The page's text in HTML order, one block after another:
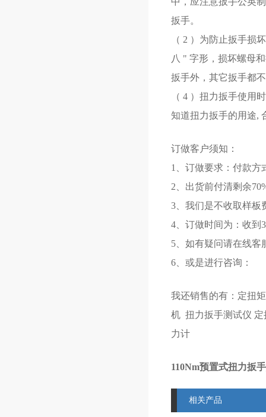
扳手。
（ 2 ）为防止扳手损
八 " 字形，损坏螺母
扳手外，其它扳手都
（ 4 ）扭力扳手使用
知道扭力扳手的用途,
订做客户须知：
1、订做要求：付款方
2、出货前付清剩余
3、我们是不收取样板
4、订做时间为：收到
5、如有疑问请在线客
6、或是进行咨询：
我还销售的有： 定扭
机 扭力扳手测试仪 定
力计
110Nm预置式扭力扳
相关产品